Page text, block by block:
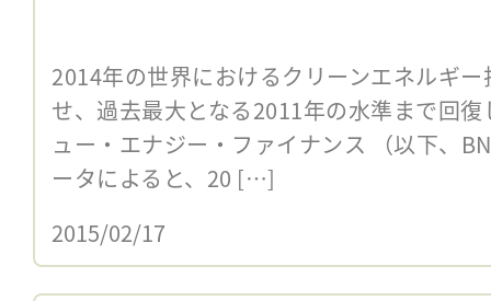
2014年の世界におけるクリーンエネルギ
せ、過去最大となる2011年の水準まで回
ュー・エナジー・ファイナンス （以下、
ータによると、20 […]
2015/02/17